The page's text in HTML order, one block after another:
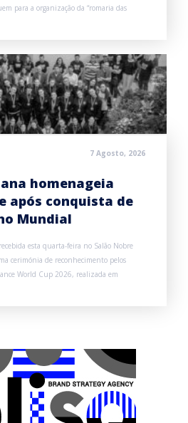
para a organização da “romaria das
7 Agosto, 2026
homenageia
após conquista de
Mundial
esta quarta-feira no Salão Nobre
cerimónia de reconhecimento pelos
World Cup 2026, realizada em